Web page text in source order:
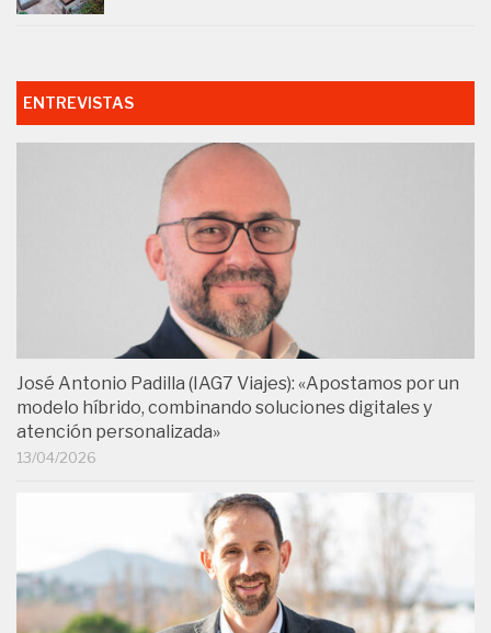
ENTREVISTAS
José Antonio Padilla (IAG7 Viajes): «Apostamos por un
modelo híbrido, combinando soluciones digitales y
atención personalizada»
13/04/2026